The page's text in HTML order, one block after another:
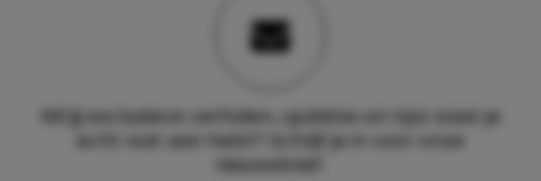
Wil jij exclusieve verhalen, updates en tips waar je
echt wat aan hebt? Schrijf je in voor onze
nieuwsbrief.